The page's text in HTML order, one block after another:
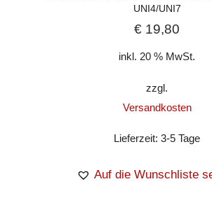
UNI4/UNI7
€ 19,80
inkl. 20 % MwSt.
zzgl.
Versandkosten
Lieferzeit:3-5 Tage
Auf die Wunschliste